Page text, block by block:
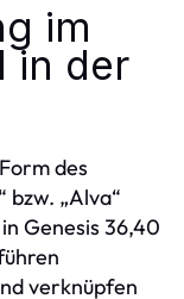
im
in der
des
bzw. „Alva“
Genesis 36,40
verknüpfen